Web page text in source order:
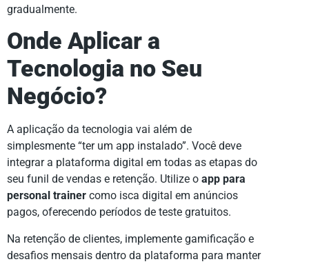
gradualmente.
Onde Aplicar a
Tecnologia no Seu
Negócio?
A aplicação da tecnologia vai além de
simplesmente “ter um app instalado”. Você deve
integrar a plataforma digital em todas as etapas do
seu funil de vendas e retenção. Utilize o app para
personal trainer como isca digital em anúncios
pagos, oferecendo períodos de teste gratuitos.
Na retenção de clientes, implemente gamificação e
desafios mensais dentro da plataforma para manter